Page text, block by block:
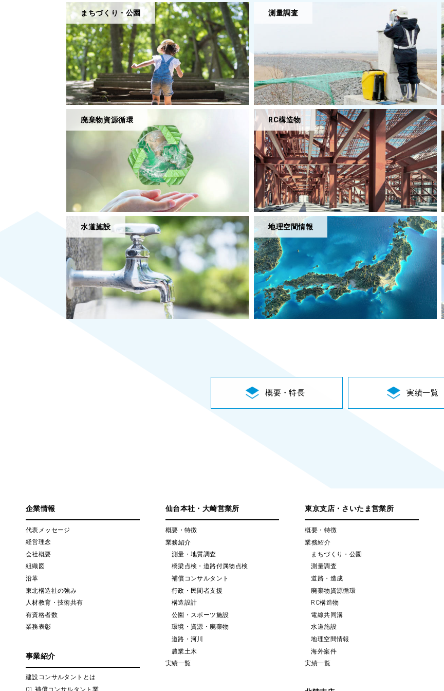
まちづくり・公園 測量調査
廃棄物資源循環 RC構造物
水道施設 地理空間情報
概要・特長 実績一覧
企業情報
代表メッセージ
経営理念
会社概要
組織図
沿革
東北構造社の強み
人材教育・技術共有
有資格者数
業務表彰
事業紹介
建設コンサルタントとは
01 補償コンサルタント業
仙台本社・大崎営業所
概要・特徴
業務紹介
測量・地質調査
橋梁点検・道路付属物点検
補償コンサルタント
行政・民間者支援
構造設計
公園・スポーツ施設
環境・資源・廃棄物
道路・河川
農業土木
実績一覧
東京支店・さいたま営業所
概要・特徴
業務紹介
まちづくり・公園
測量調査
道路・造成
廃棄物資源循環
RC構造物
電線共同溝
水道施設
地理空間情報
海外案件
実績一覧